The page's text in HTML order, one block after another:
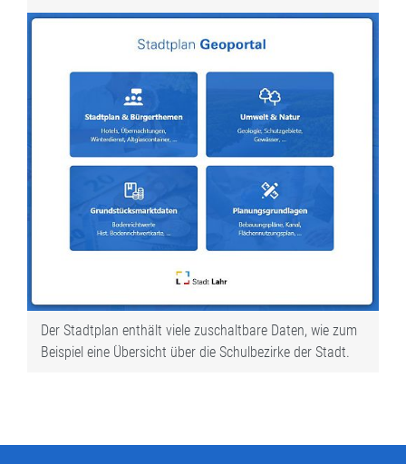
Der Stadtplan enthält viele zuschaltbare Daten, wie zum
Beispiel eine Übersicht über die Schulbezirke der Stadt.